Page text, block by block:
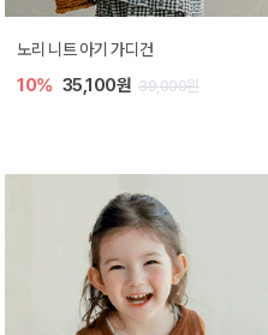
밀라 아기 원피스
20% 27,200원 34,000원